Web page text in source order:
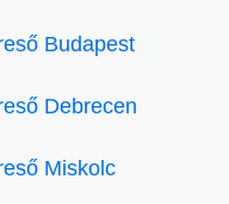
Budapest
Debrecen
Miskolc